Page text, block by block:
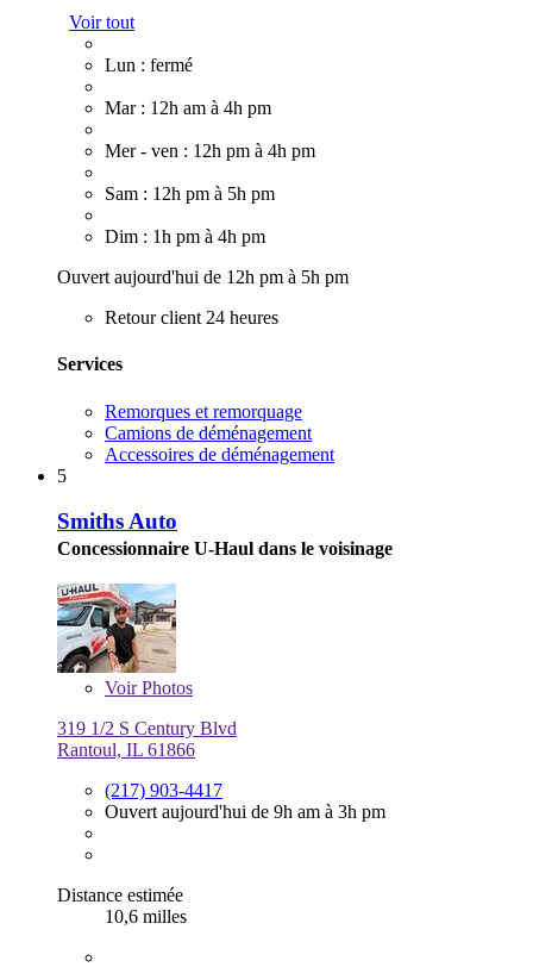
Voir tout
Lun : fermé
Mar : 12h am à 4h pm
Mer - ven : 12h pm à 4h pm
Sam : 12h pm à 5h pm
Dim : 1h pm à 4h pm
Ouvert aujourd'hui de 12h pm à 5h pm
Retour client 24 heures
Services
Remorques et remorquage
Camions de déménagement
Accessoires de déménagement
5
Smiths Auto
Concessionnaire U-Haul dans le voisinage
VoirPhotos
319 1/2 S Century Blvd
Rantoul, IL 61866
(217) 903-4417
Ouvert aujourd'hui de 9h am à 3h pm
Distance estimée
10,6 milles